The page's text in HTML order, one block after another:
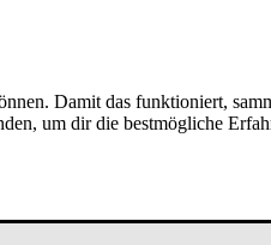
Damit das funktioniert,
um dir die bestmögliche
im